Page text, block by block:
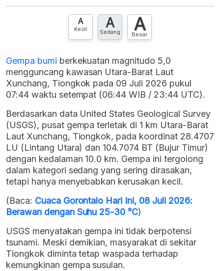
Hubungi sekarang »
A
Kecil A
Sedang A
Besar
Gempa bumi berkekuatan magnitudo 5,0
mengguncang kawasan Utara-Barat Laut
Xunchang, Tiongkok pada 09 Juli 2026 pukul
07:44 waktu setempat (06:44 WIB / 23:44 UTC).
Berdasarkan data United States Geological Survey
(USGS), pusat gempa terletak di 1 km Utara-Barat
Laut Xunchang, Tiongkok, pada koordinat 28.4707
LU (Lintang Utara) dan 104.7074 BT (Bujur Timur)
dengan kedalaman 10.0 km. Gempa ini tergolong
dalam kategori sedang yang sering dirasakan,
tetapi hanya menyebabkan kerusakan kecil.
(Baca: Cuaca Gorontalo Hari Ini, 08 Juli 2026:
Berawan dengan Suhu 25-30 °C)
USGS menyatakan gempa ini tidak berpotensi
tsunami. Meski demikian, masyarakat di sekitar
Tiongkok diminta tetap waspada terhadap
kemungkinan gempa susulan.